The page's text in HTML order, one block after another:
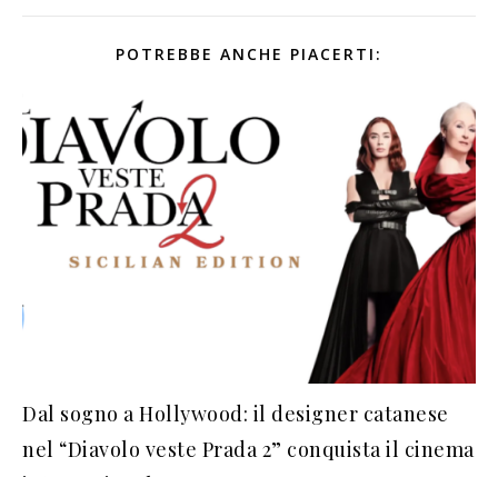
POTREBBE ANCHE PIACERTI:
Dal sogno a Hollywood: il designer catanese
nel “Diavolo veste Prada 2” conquista il cinema